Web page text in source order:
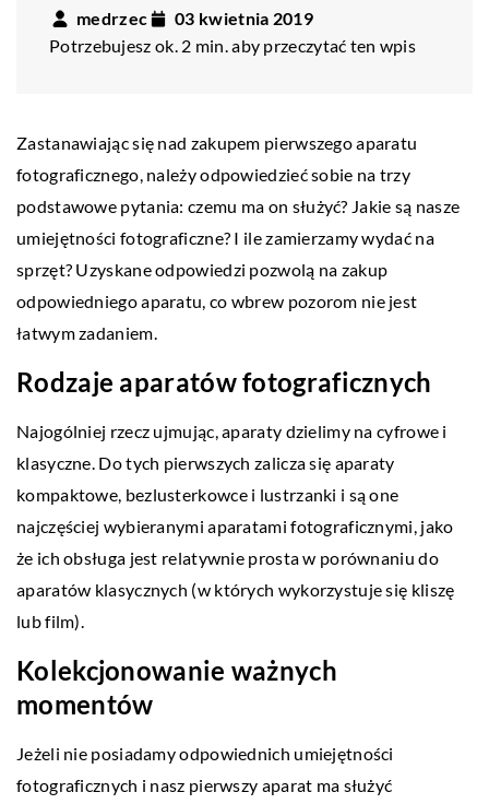
medrzec
03 kwietnia 2019
Potrzebujesz ok. 2 min. aby przeczytać ten wpis
Zastanawiając się nad zakupem pierwszego aparatu
fotograficznego, należy odpowiedzieć sobie na trzy
podstawowe pytania: czemu ma on służyć? Jakie są nasze
umiejętności fotograficzne? I ile zamierzamy wydać na
sprzęt? Uzyskane odpowiedzi pozwolą na zakup
odpowiedniego aparatu, co wbrew pozorom nie jest
łatwym zadaniem.
Rodzaje aparatów fotograficznych
Najogólniej rzecz ujmując, aparaty dzielimy na cyfrowe i
klasyczne. Do tych pierwszych zalicza się aparaty
kompaktowe, bezlusterkowce i lustrzanki i są one
najczęściej wybieranymi aparatami fotograficznymi, jako
że ich obsługa jest relatywnie prosta w porównaniu do
aparatów klasycznych (w których wykorzystuje się kliszę
lub film).
Kolekcjonowanie ważnych
momentów
Jeżeli nie posiadamy odpowiednich umiejętności
fotograficznych i nasz pierwszy aparat ma służyć